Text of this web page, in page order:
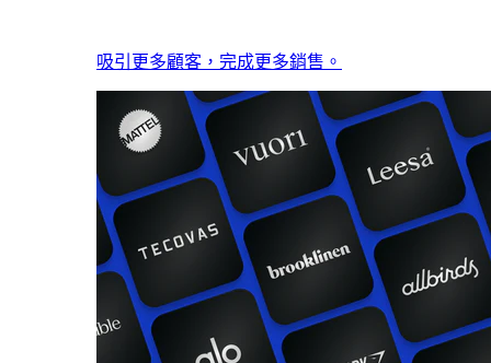
吸引更多顧客，完成更多銷售。